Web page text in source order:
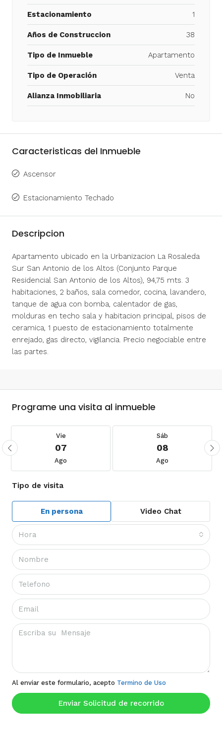
Estacionamiento 1
Años de Construccion 38
Tipo de Inmueble Apartamento
Tipo de Operación Venta
Alianza Inmobiliaria No
Caracteristicas del Inmueble
Ascensor
Estacionamiento Techado
Descripcion
Apartamento ubicado en la Urbanizacion La Rosaleda
Sur San Antonio de los Altos (Conjunto Parque
Residencial San Antonio de los Altos), 94,75 mts. 3
habitaciones, 2 baños, sala comedor, cocina, lavandero,
tanque de agua con bomba, calentador de gas,
molduras en techo sala y habitacion principal, pisos de
ceramica, 1 puesto de estacionamiento totalmente
enrejado, gas directo, vigilancia. Precio negociable entre
las partes.
Programe una visita al inmueble
Vie
07
Ago
Sáb
08
Ago
Tipo de visita
En persona Video Chat
Hora
Al enviar este formulario, acepto Termino de Uso
Enviar Solicitud de recorrido